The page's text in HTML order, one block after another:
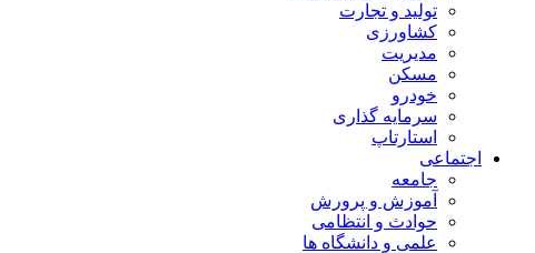
تولید و تجارت
کشاورزی
مدیریت
مسکن
خودرو
سرمایه گذاری
استارتاپ
اجتماعی
جامعه
آموزش و پرورش
حوادث و انتظامی
علمی و دانشگاه ها